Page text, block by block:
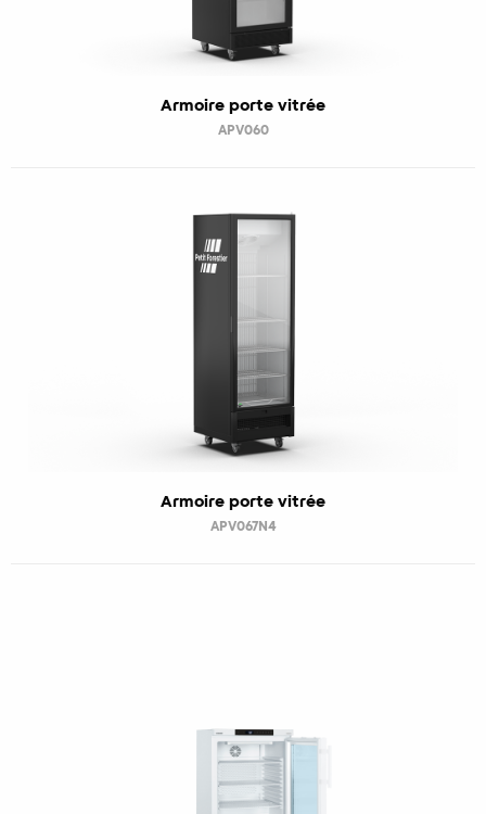
Armoire porte vitrée
APV060
Armoire porte vitrée
APV067N4